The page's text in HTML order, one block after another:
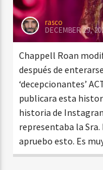
rasco
DECEMBER 29,
Chappell Roan
después de
‘decepcionantes’
publicara esta
historia de
representaba la
apruebo esto. Es